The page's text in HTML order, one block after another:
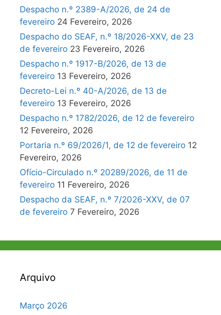
Despacho n.º 2389-A/2026, de 24 de
fevereiro 24 Fevereiro, 2026
Despacho do SEAF, n.º 18/2026-XXV, de 23
de fevereiro 23 Fevereiro, 2026
Despacho n.º 1917-B/2026, de 13 de
fevereiro 13 Fevereiro, 2026
Decreto-Lei n.º 40-A/2026, de 13 de
fevereiro 13 Fevereiro, 2026
Despacho n.º 1782/2026, de 12 de fevereiro
12 Fevereiro, 2026
Portaria n.º 69/2026/1, de 12 de fevereiro 12
Fevereiro, 2026
Ofício-Circulado n.º 20289/2026, de 11 de
fevereiro 11 Fevereiro, 2026
Despacho da SEAF, n.º 7/2026-XXV, de 07
de fevereiro 7 Fevereiro, 2026
Arquivo
Março 2026